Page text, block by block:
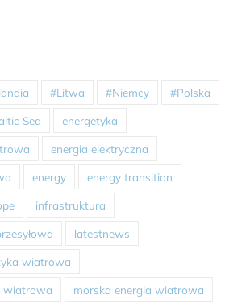
#Litwa #Niemcy #Polska
Sea energetyka
energia elektryczna
energy energy transition
infrastruktura
latestnews
wiatrowa
wiatrowa morska energia wiatrowa